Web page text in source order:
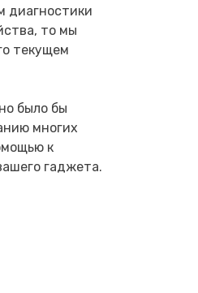
диагностики
то мы
текущем
было бы
многих
к
гаджета.